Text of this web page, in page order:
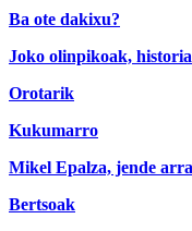
Ba ote dakixu?
Joko olinpikoak,
Orotarik
Kukumarro
Mikel Epalza, jende
Bertsoak